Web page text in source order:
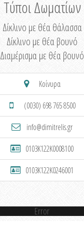
Τύποι Δωματίων
Δίκλινο με θέα θάλασσα
Δίκλινο με θέα βουνό
Διαμέρισμα με θέα βουνό
Κοίνυρα
(0030) 698 765 8500
info@dimitrelis.gr
0103K122K0008100
0103K122K0246001
Error